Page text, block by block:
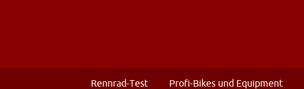
Rennrad-Test Profi-Bikes und Equipment